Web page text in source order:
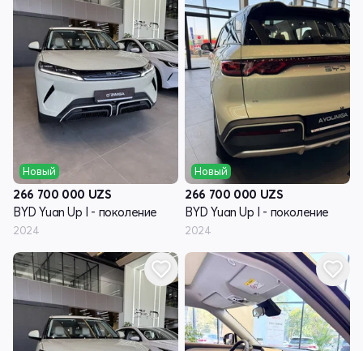
Новый
266 700 000 UZS
BYD Yuan Up I - поколение
2024
Новый
266 700 000 UZS
BYD Yuan Up I - поколение
2024